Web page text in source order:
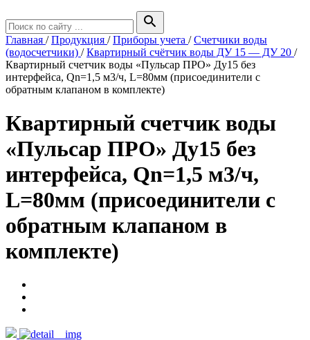
search
Главная /Продукция /Приборы учета /Счетчики воды
(водосчетчики) /Квартирный счётчик воды ДУ 15 — ДУ 20 /
Квартирный счетчик воды «Пульсар ПРО» Ду15 без
интерфейса, Qn=1,5 м3/ч, L=80мм (присоединители с
обратным клапаном в комплекте)
Квартирный счетчик воды
«Пульсар ПРО» Ду15 без
интерфейса, Qn=1,5 м3/ч,
L=80мм (присоединители с
обратным клапаном в
комплекте)